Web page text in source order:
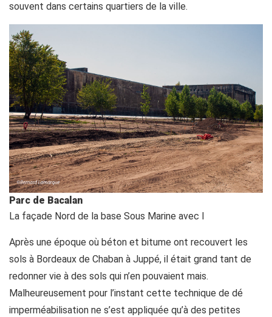
souvent dans certains quartiers de la ville.
Parc de Bacalan
La façade Nord de la base Sous Marine avec l
Après une époque où béton et bitume ont recouvert les
sols à Bordeaux de Chaban à Juppé, il était grand tant de
redonner vie à des sols qui n’en pouvaient mais.
Malheureusement pour l’instant cette technique de dé
imperméabilisation ne s’est appliquée qu’à des petites